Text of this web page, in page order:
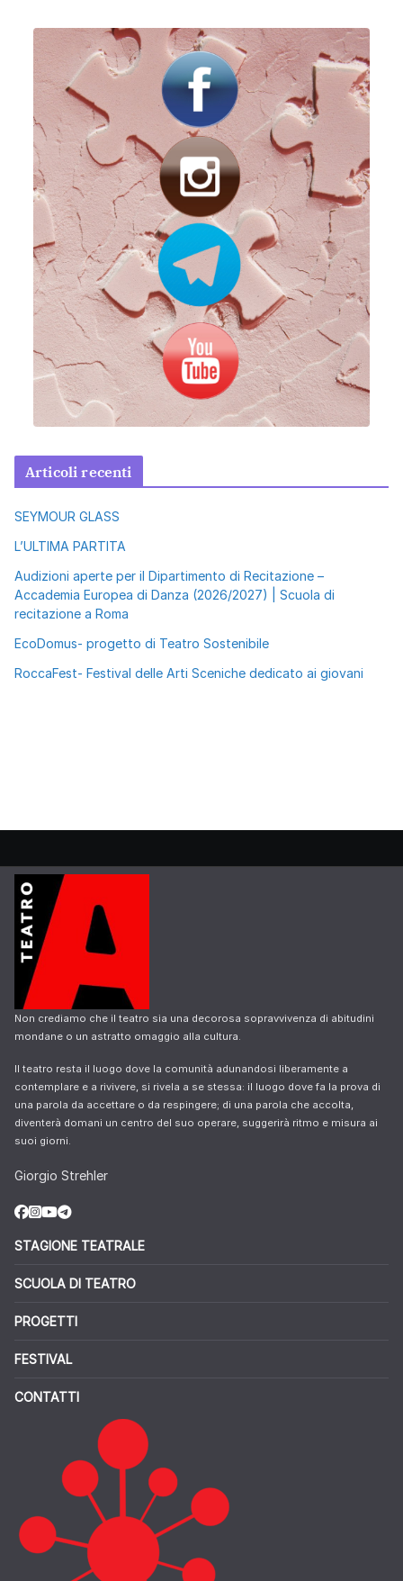
Articoli recenti
SEYMOUR GLASS
L’ULTIMA PARTITA
Audizioni aperte per il Dipartimento di Recitazione –
Accademia Europea di Danza (2026/2027) | Scuola di
recitazione a Roma
EcoDomus- progetto di Teatro Sostenibile
RoccaFest- Festival delle Arti Sceniche dedicato ai giovani
Non crediamo che il teatro sia una decorosa sopravvivenza di abitudini
mondane o un astratto omaggio alla cultura.
Il teatro resta il luogo dove la comunità adunandosi liberamente a
contemplare e a rivivere, si rivela a se stessa: il luogo dove fa la prova di
una parola da accettare o da respingere; di una parola che accolta,
diventerà domani un centro del suo operare, suggerirà ritmo e misura ai
suoi giorni.
Giorgio Strehler
STAGIONE TEATRALE
SCUOLA DI TEATRO
PROGETTI
FESTIVAL
CONTATTI